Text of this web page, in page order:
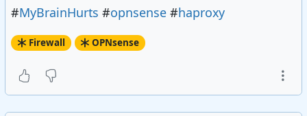
#MyBrainHurts #opnsense #haproxy
Firewall OPNsense